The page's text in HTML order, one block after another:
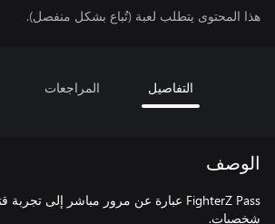
هذا المحتوى يتطلب لعبة (تُباع بشكل منفصل).
التفاصيل المراجعات
الوصف